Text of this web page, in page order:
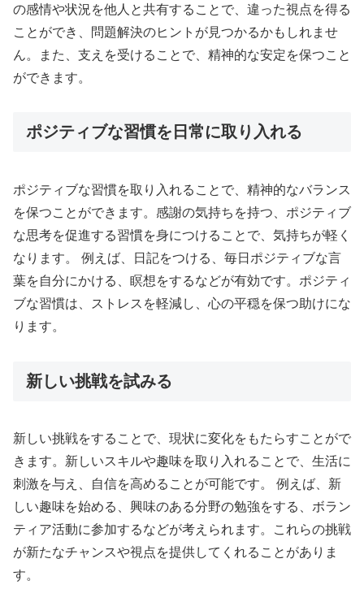
の感情や状況を他人と共有することで、違った視点を得る
ことができ、問題解決のヒントが見つかるかもしれませ
ん。また、支えを受けることで、精神的な安定を保つこと
ができます。
ポジティブな習慣を日常に取り入れる
ポジティブな習慣を取り入れることで、精神的なバランス
を保つことができます。感謝の気持ちを持つ、ポジティブ
な思考を促進する習慣を身につけることで、気持ちが軽く
なります。 例えば、日記をつける、毎日ポジティブな言
葉を自分にかける、瞑想をするなどが有効です。ポジティ
ブな習慣は、ストレスを軽減し、心の平穏を保つ助けにな
ります。
新しい挑戦を試みる
新しい挑戦をすることで、現状に変化をもたらすことがで
きます。新しいスキルや趣味を取り入れることで、生活に
刺激を与え、自信を高めることが可能です。 例えば、新
しい趣味を始める、興味のある分野の勉強をする、ボラン
ティア活動に参加するなどが考えられます。これらの挑戦
が新たなチャンスや視点を提供してくれることがありま
す。